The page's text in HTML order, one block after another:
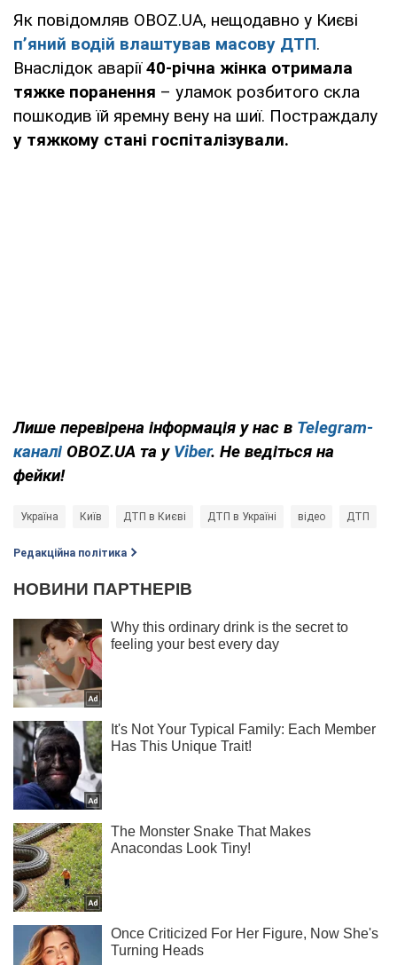
Як повідомляв OBOZ.UA, нещодавно у Києві
пʼяний водій влаштував масову ДТП.
Внаслідок аварії40-річна жінка отримала
тяжке поранення – уламок розбитого скла
пошкодив їй яремну вену на шиї. Постраждалу
у тяжкому стані госпіталізували.
Лише перевірена інформація у нас в Telegram-
каналі OBOZ.UA та у Viber. Не ведіться на
фейки!
Україна Київ ДТП в Києві ДТП в Україні відео ДТП
Редакційна політика